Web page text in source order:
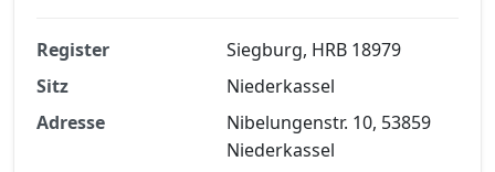
Finanzkennzahlen nach kostenloser
Registrierung verfügbar
Jetzt kostenlos registrieren
Register
Siegburg, HRB 18979
Sitz
Niederkassel
Adresse
Nibelungenstr. 10, 53859
Niederkassel